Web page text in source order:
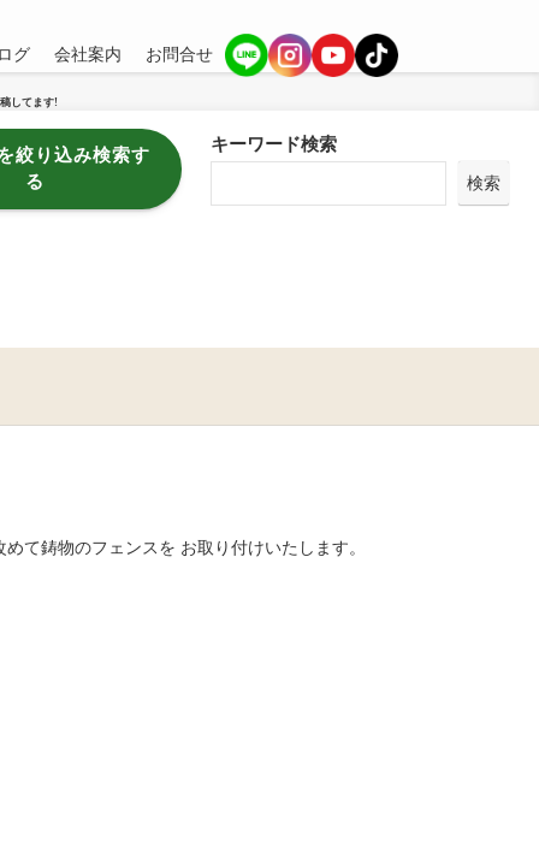
グ
してます!
会社案内 お問合せ
絞り込み検索す
る
キーワード検索
検索
て鋳物のフェンスを お取り付けいたします。